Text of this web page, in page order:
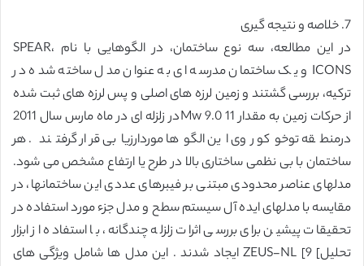
7. خلاصه و نتیجه گیری
در این مطالعه، سه نوع ساختمان، در الگوهایی با نام SPEAR،
ICONS و یک ساختمان مدرسه ای به عنوان مدل ساخته شده در
ترکیه، بررسی گشتند و زمین لرزه های اصلی و پس لرزه های ثبت شده
از حرکات زمین به مقدار Mw 9.0 11در زلزله ای در ماه مارس سال 2011
درمنطقه توخوکو روی این الگوها موردارزیابی قرار گرفتند . هر
ساختمان با بی نظمی ساختاری بالا در طرح یا ارتفاع مشخص می شود.
مدلهای عناصر محدودی مبتنی بر فیبرهای عددی این ساختمانها، در
مقایسه با مدلهای ایده آل سیستم سطح و مدل جزء مورد استفاده در
تحقیقات پیشین برای بررسی اثرات زلزله چندگانه، با استفاده از ابزار
تحلیل] 9] ZEUS-NL ایجاد شدند . این مدل ها شامل ویژگی های